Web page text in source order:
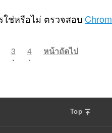
ด
ด
ร
ว
:
ร
ว
:
น
ม
น
ม
ช่หรือไม่ ตรวจสอบ
3 4 หน้าถัดไป
Top